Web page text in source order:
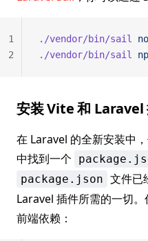
./vendor/bin/sail
./vendor/bin/sail
1
2
安装 Vite 和 Laravel
在 Laravel 的全新安装中
中找到一个
package.json 文件已
Laravel 插件所需的一切
前端依赖：